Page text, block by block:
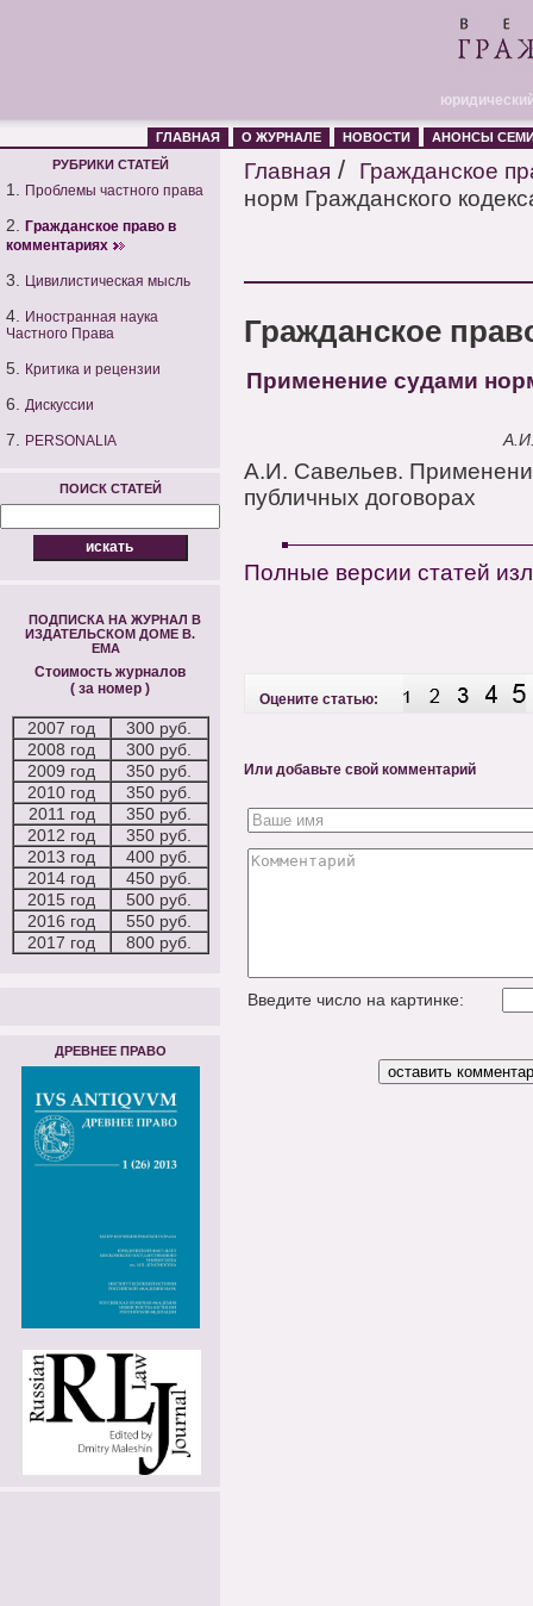
ГЛАВНАЯ О ЖУРНАЛЕ НОВОСТИ
АНОНСЫ
РУБРИКИ СТАТЕЙ
1. Проблемы частного права
2.
Гражданское право в
комментариях
3. Цивилистическая мысль
4.
Иностранная наука
Частного Права
5. Критика и рецензии
6. Дискуссии
7. PERSONALIA
ПОИСК СТАТЕЙ
ПОДПИСКА НА ЖУРНАЛ В
ИЗДАТЕЛЬСКОМ ДОМЕ В.
ЕМА
Стоимость журналов
( за номер )
2007 год
300 руб.
2008 год
300 руб.
2009 год
350 руб.
2010 год
350 руб.
2011 год
350 руб.
2012 год
350 руб.
2013 год
400 руб.
2014 год
450 руб.
2015 год
500 руб.
2016 год
550 руб.
2017 год
800 руб.
ДРЕВНЕЕ ПРАВО
Главная /
Гражданское
норм Гражданского
Гражданское
Применение судами
А.И. Савельев.
публичных договорах
Полные версии статей
Оцените статью:
Или добавьте свой комментарий
Введите число на картинке: